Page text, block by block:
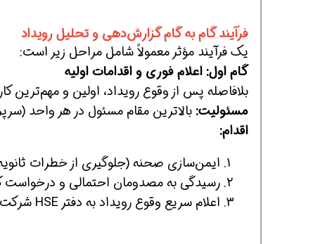
فرآیند گام به گام گزارش‌دهی و تحلیل رویداد
یک فرآیند مؤثر معمولاً شامل مراحل زیر است:
گام اول: اعلام فوری و اقدامات اولیه
بلافاصله پس از وقوع رویداد، اولین و
مسئولیت: بالاترین مقام مسئول در هر واحد
اقدام:
ایمن‌سازی صحنه (جلوگیری از خطرات
رسیدگی به مصدومان احتمالی و
اعلام سریع وقوع رویداد به دفتر HSE شرکت.